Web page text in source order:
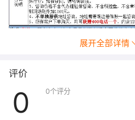
展开全部详情
评价
0 0个评分